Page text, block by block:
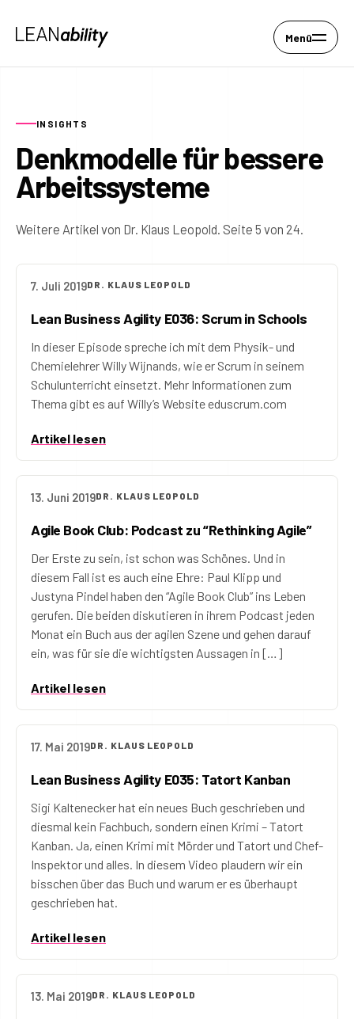
Menü
INSIGHTS
Denkmodelle für bessere
Arbeitssysteme
Weitere Artikel von Dr. Klaus Leopold. Seite 5 von 24.
7. Juli 2019DR. KLAUS LEOPOLD
Lean Business Agility E036: Scrum in Schools
In dieser Episode spreche ich mit dem Physik- und
Chemielehrer Willy Wijnands, wie er Scrum in seinem
Schulunterricht einsetzt. Mehr Informationen zum
Thema gibt es auf Willy’s Website eduscrum.com
Artikel lesen
13. Juni 2019DR. KLAUS LEOPOLD
Agile Book Club: Podcast zu “Rethinking Agile”
Der Erste zu sein, ist schon was Schönes. Und in
diesem Fall ist es auch eine Ehre: Paul Klipp und
Justyna Pindel haben den “Agile Book Club” ins Leben
gerufen. Die beiden diskutieren in ihrem Podcast jeden
Monat ein Buch aus der agilen Szene und gehen darauf
ein, was für sie die wichtigsten Aussagen in […]
Artikel lesen
17. Mai 2019DR. KLAUS LEOPOLD
Lean Business Agility E035: Tatort Kanban
Sigi Kaltenecker hat ein neues Buch geschrieben und
diesmal kein Fachbuch, sondern einen Krimi – Tatort
Kanban. Ja, einen Krimi mit Mörder und Tatort und Chef-
Inspektor und alles. In diesem Video plaudern wir ein
bisschen über das Buch und warum er es überhaupt
geschrieben hat.
Artikel lesen
13. Mai 2019DR. KLAUS LEOPOLD